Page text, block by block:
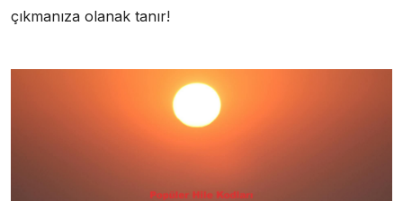
çıkmanıza olanak tanır!